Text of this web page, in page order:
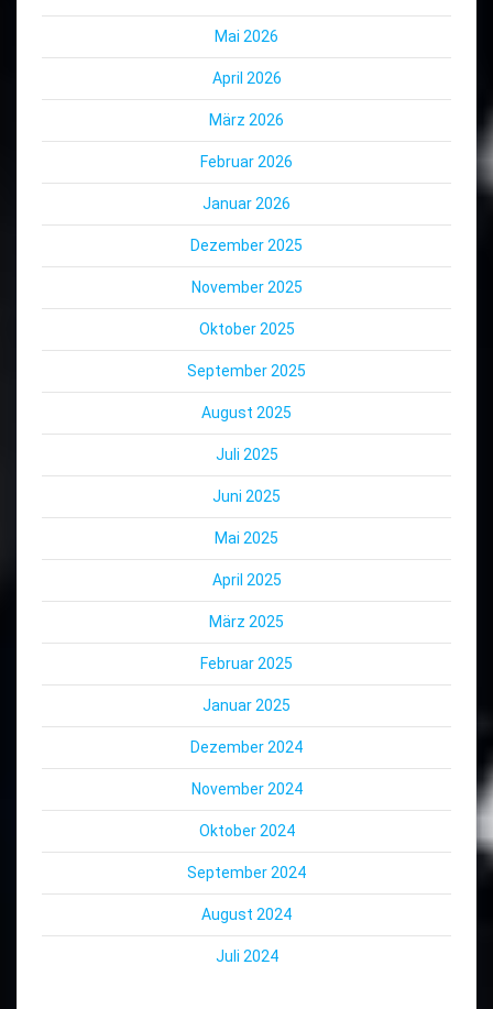
Mai 2026
April 2026
März 2026
Februar 2026
Januar 2026
Dezember 2025
November 2025
Oktober 2025
September 2025
August 2025
Juli 2025
Juni 2025
Mai 2025
April 2025
März 2025
Februar 2025
Januar 2025
Dezember 2024
November 2024
Oktober 2024
September 2024
August 2024
Juli 2024